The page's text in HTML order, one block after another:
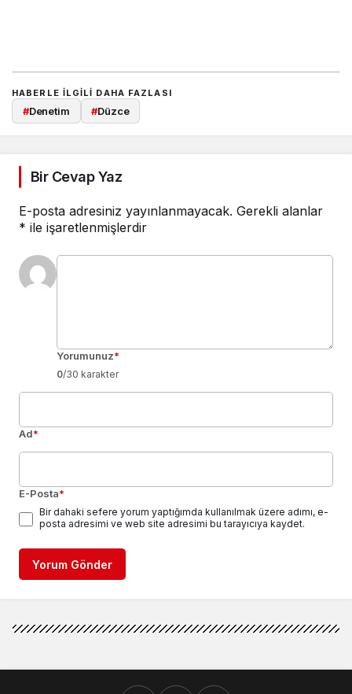
HABERLE ILGILI DAHA FAZLASI
#Denetim #Düzce
Bir Cevap Yaz
E-posta adresiniz yayınlanmayacak. Gerekli alanlar
* ile işaretlenmişlerdir
Yorumunuz*
0/30 karakter
Ad*
E-Posta*
Bir dahaki sefere yorum yaptığımda kullanılmak üzere adımı, e-
posta adresimi ve web site adresimi bu tarayıcıya kaydet.
Yorum Gönder